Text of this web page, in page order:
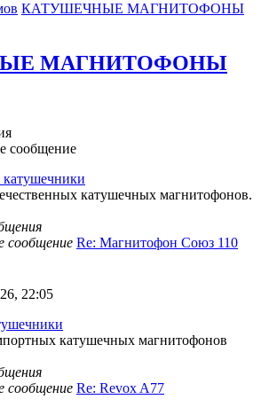
КАТУШЕЧНЫЕ МАГНИТОФОНЫ
МАГНИТОФОНЫ
сообщение
катушечники
катушечных магнитофонов.
сообщение Re: Магнитофон Союз 110
22:05
катушечных магнитофонов
сообщение Re: Revox A77